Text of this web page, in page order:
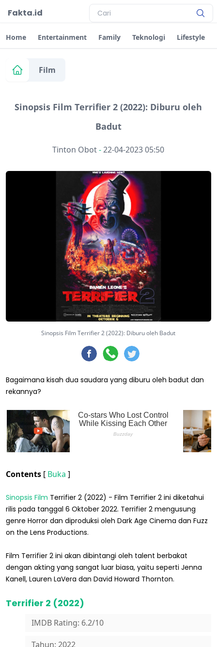
Fakta.id
Home Entertainment Family Teknologi Lifestyle
Film
Sinopsis Film Terrifier 2 (2022): Diburu oleh
Badut
Tinton Obot-22-04-2023 05:50
Sinopsis Film Terrifier 2 (2022): Diburu oleh Badut
Bagaimana kisah dua saudara yang diburu oleh badut dan
rekannya?
Contents [ Buka ]
Sinopsis Film Terrifier 2 (2022) - Film Terrifier 2 ini diketahui
rilis pada tanggal 6 Oktober 2022. Terrifier 2 mengusung
genre Horror dan diproduksi oleh Dark Age Cinema dan Fuzz
on the Lens Productions.
Film Terrifier 2 ini akan dibintangi oleh talent berbakat
dengan akting yang sangat luar biasa, yaitu seperti Jenna
Kanell, Lauren LaVera dan David Howard Thornton.
Terrifier 2 (2022)
IMDB Rating: 6.2/10
Tahun: 2022